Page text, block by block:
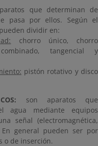
que determinan de
pasa por ellos. Según el
dividir en:
chorro único, chorro
tangencial y
pistón rotativo y disco
son aparatos que
agua mediante equipos
señal (electromagnética,
general pueden ser por
o de inserción.